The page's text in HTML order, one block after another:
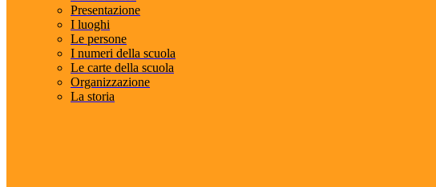
Presentazione
I luoghi
Le persone
I numeri della scuola
Le carte della scuola
Organizzazione
La storia